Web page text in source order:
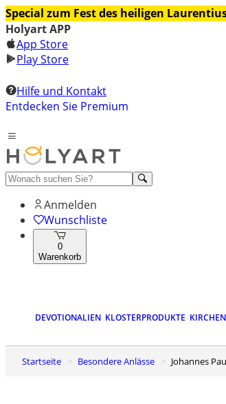
Special zum Fest des heiligen
Holyart APP
App Store
Play Store
Hilfe und Kontakt
Entdecken Sie Premium
Anmelden
Wunschliste
0
Warenkorb
DEVOTIONALIEN KLOSTERPRODUKTE
Startseite Besondere Anlässe Johannes